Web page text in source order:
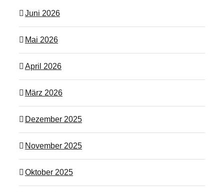
Juni 2026
Mai 2026
April 2026
März 2026
Dezember 2025
November 2025
Oktober 2025